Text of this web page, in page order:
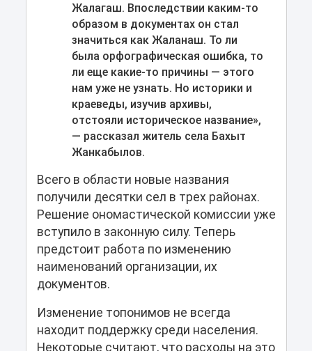
Жалагаш. Впоследствии каким-то
образом в документах он стал
значиться как Жаланаш. То ли
была орфографическая ошибка, то
ли еще какие-то причины — этого
нам уже не узнать. Но историки и
краеведы, изучив архивы,
отстояли историческое название»,
— рассказал житель села Бахыт
Жанкабылов.
Всего в области новые названия
получили десятки сел в трех районах.
Решение ономастической комиссии уже
вступило в законную силу. Теперь
предстоит работа по изменению
наименований организации, их
документов.
Изменение топонимов не всегда
находит поддержку среди населения.
Некоторые считают, что расходы на это